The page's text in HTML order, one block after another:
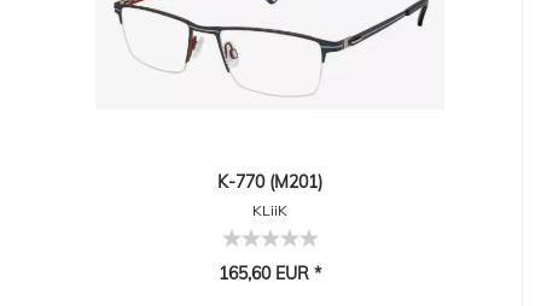
K-770 (M201)
KLiiK
165,60 EUR *